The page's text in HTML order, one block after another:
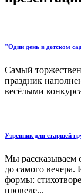
"Один день в детском
Самый
праздник
весёлыми
Утренник для старшей
Мы рассказываем
до самого вечера.
формы:
проведе...